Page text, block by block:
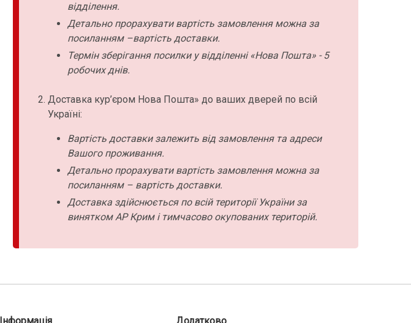
відділення.
Детально прорахувати вартість замовлення можна за
посиланням –вартість доставки.
Термін зберігання посилки у відділенні «Нова Пошта» - 5
робочих днів.
Доставка кур’єром Нова Пошта» до ваших дверей по всій
Україні:
Вартість доставки залежить від замовлення та адреси
Вашого проживання.
Детально прорахувати вартість замовлення можна за
посиланням – вартість доставки.
Доставка здійснюється по всій території України за
винятком АР Крим і тимчасово окупованих територій.